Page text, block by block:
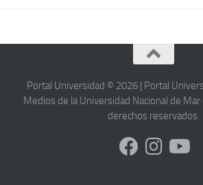
Portal Universidad © 2026 | Portal
Medios de la Universidad Nacional de Mar
derechos reservados.